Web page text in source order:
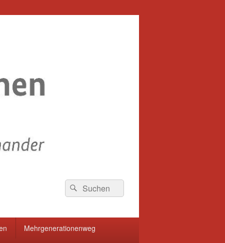
Suche
nach:
Suchen
Mehrgenerationenweg